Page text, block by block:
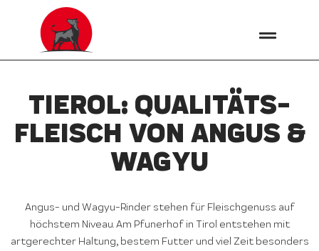
TIEROL: QUALITÄTS­
FLEISCH VON ANGUS &
WAGYU
Angus- und Wagyu-Rinder stehen für Fleischgenuss auf
höchstem Niveau. Am Pfunerhof in Tirol entstehen mit
artgerechter Haltung, bestem Futter und viel Zeit besonders